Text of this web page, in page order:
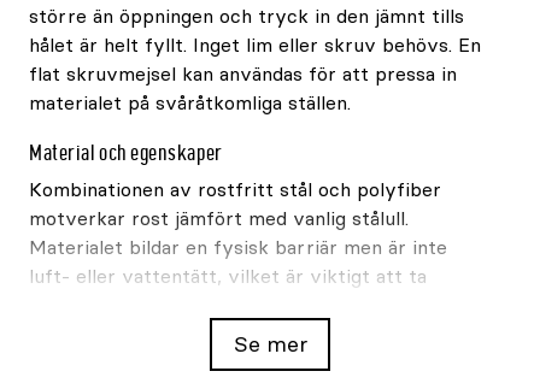
större än öppningen och tryck in den jämnt tills
hålet är helt fyllt. Inget lim eller skruv behövs. En
flat skruvmejsel kan användas för att pressa in
materialet på svåråtkomliga ställen.
Material och egenskaper
Kombinationen av rostfritt stål och polyfiber
motverkar rost jämfört med vanlig stålull.
Materialet bildar en fysisk barriär men är inte
luft- eller vattentätt, vilket är viktigt att ta
Se mer